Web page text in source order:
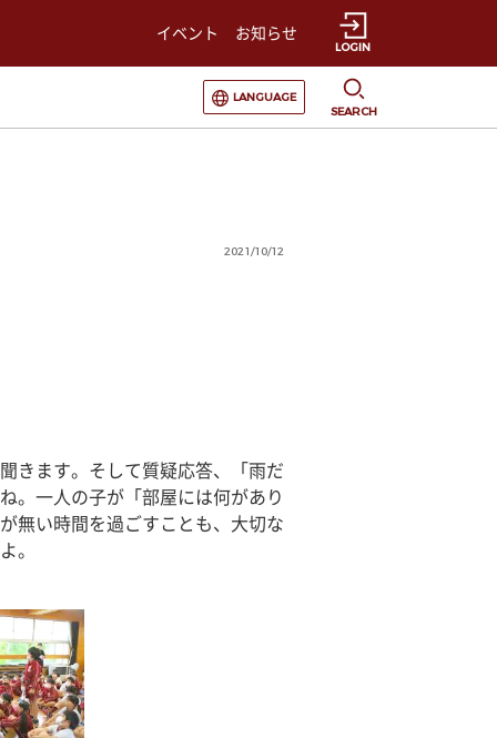
イベント お知らせ
LOGIN
選択すると言語の切替が発生します
LANGUAGE
SEARCH
2021/10/12
きます。そして質疑応答、「雨だ
。一人の子が「部屋には何があり
無い時間を過ごすことも、大切な
。